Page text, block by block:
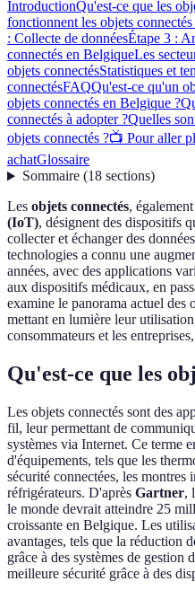
IntroductionQu'est-ce que les
fonctionnent les objets connectés
: Collecte de donnéesÉtape 3 :
connectés en BelgiqueLes
objets connectésStatistiques et
connectésFAQQu'est-ce qu'un
objets connectés en Belgique ?
connectés à adopter ?Quelles
objets connectés ?📺 Pour aller
achatGlossaire
Sommaire(18 sections)
Les objets connectés,
(IoT), désignent des dispositifs
collecter et échanger des
technologies a connu une
années, avec des applications
aux dispositifs médicaux, en
examine le panorama actuel des
mettant en lumière leur
consommateurs et les
Qu'est-ce que les
Les objets connectés sont des
fil, leur permettant de
systèmes via Internet. Ce terme
d'équipements, tels que les
sécurité connectées, les montres
réfrigérateurs. D'après Gartner,
le monde devrait atteindre 25
croissante en Belgique. Les
avantages, tels que la réduction
grâce à des systèmes de gestion
meilleure sécurité grâce à des